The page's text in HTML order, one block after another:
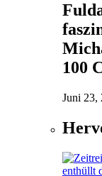
100
Juni 23,